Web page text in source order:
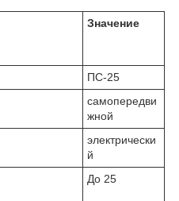
Значение
ПС-25
самопередви
ж­ной
электрически
й
До 25